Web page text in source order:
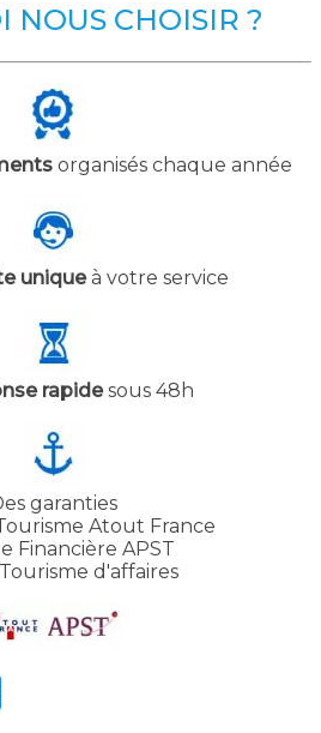
NOUS CHOISIR ?
organisés chaque année
uniqueà votre service
rapidesous 48h
garanties
Atout France
Financière APST
d'affaires